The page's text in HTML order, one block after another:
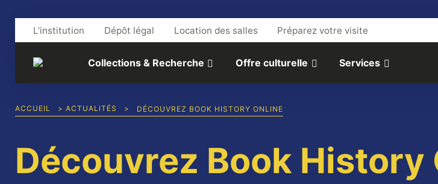
L’institution Dépôt légal Location des salles Préparez votre visite
Collections & Recherche Offre culturelle Services
Découvrez Book History
ACCUEIL > ACTUALITÉS > DÉCOUVREZ BOOK HISTORY ONLINE